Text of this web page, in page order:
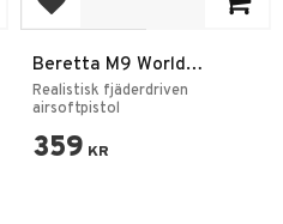
Add to favorites
Beretta M9 World
Defender – Fjäder
Airsoftpistol 6mm
Realistisk fjäderdriven
airsoftpistol
359 KR